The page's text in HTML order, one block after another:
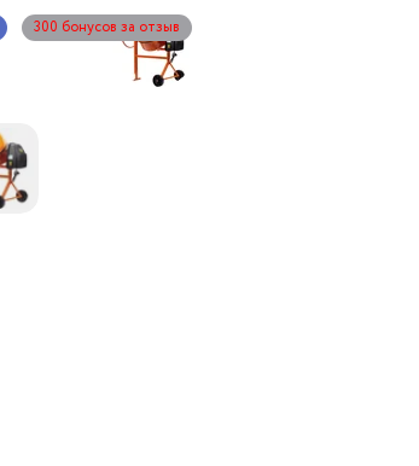
300 бонусов за отзыв